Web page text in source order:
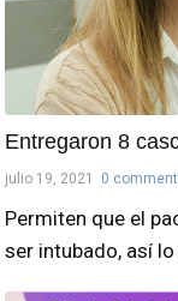
Entregaron 8
julio 19, 2021 0
Permiten que el
ser intubado, así lo